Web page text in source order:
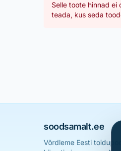
Selle toote hinnad ei
teada, kus seda
soodsamalt.ee
Võrdleme Eesti